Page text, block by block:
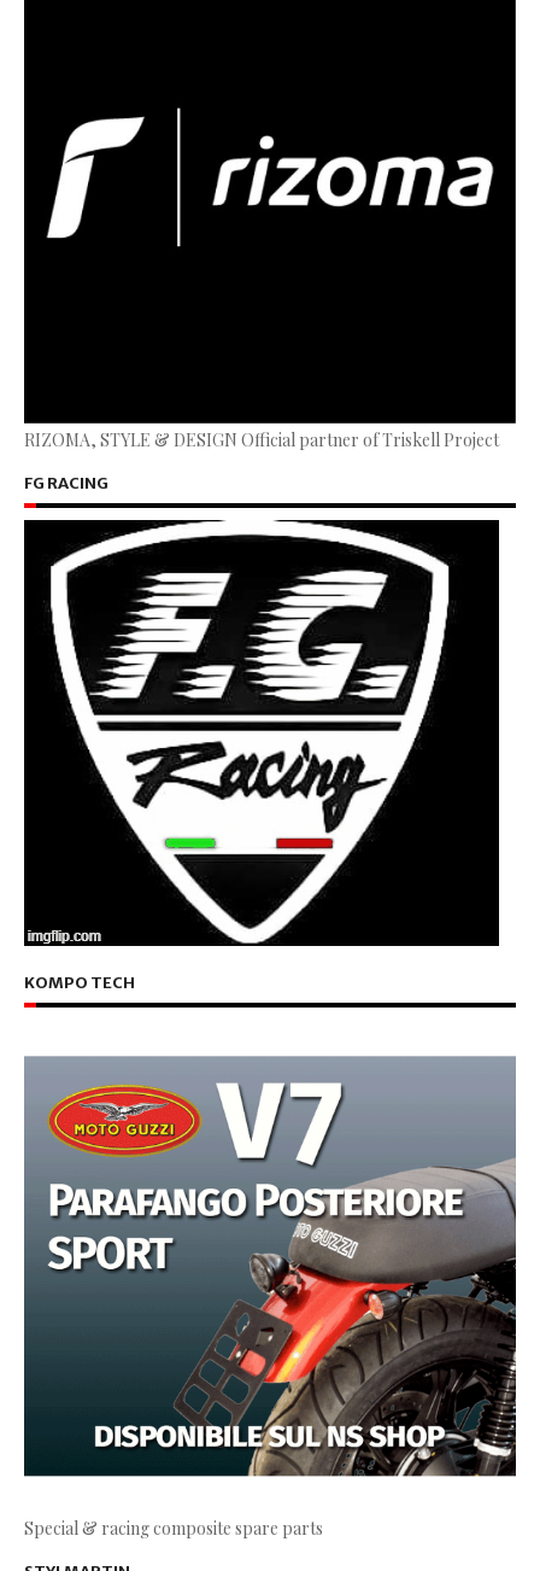
RIZOMA, STYLE & DESIGN Official partner of Triskell Project
FG RACING
KOMPO TECH
Special & racing composite spare parts